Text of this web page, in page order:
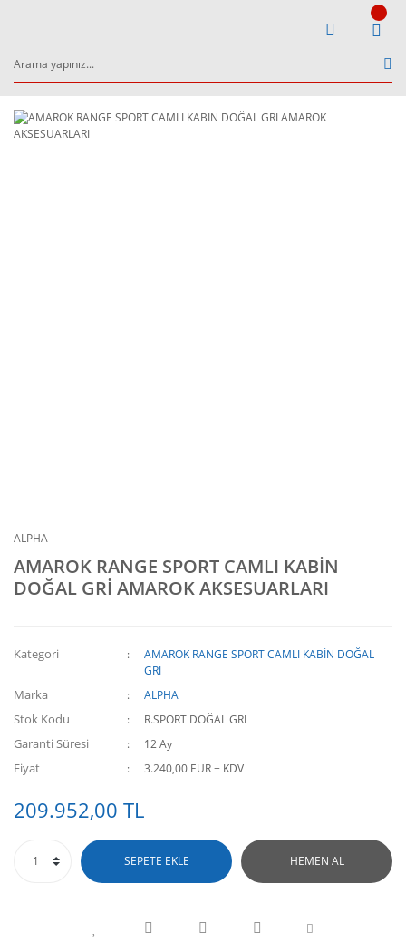
ALPHA
AMAROK RANGE SPORT CAMLI KABİN
DOĞAL GRİ AMAROK AKSESUARLARI
Kategori
AMAROK RANGE SPORT CAMLI KABİN DOĞAL
GRİ
Marka ALPHA
Stok Kodu R.SPORT DOĞAL GRİ
Garanti Süresi 12 Ay
Fiyat 3.240,00 EUR + KDV
209.952,00 TL
SEPETE EKLE HEMEN AL